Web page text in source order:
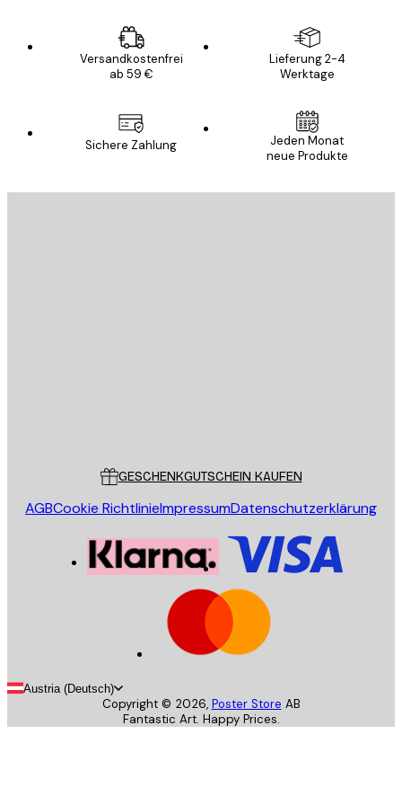
Versandkostenfrei
ab 59 €
Lieferung 2-4
Werktage
Sichere Zahlung
Jeden Monat
neue Produkte
GESCHENKGUTSCHEIN KAUFEN
AGBCookie RichtlinieImpressumDatenschutzerklärung
Austria (Deutsch)
Copyright © 2026, Poster Store AB
Fantastic Art. Happy Prices.